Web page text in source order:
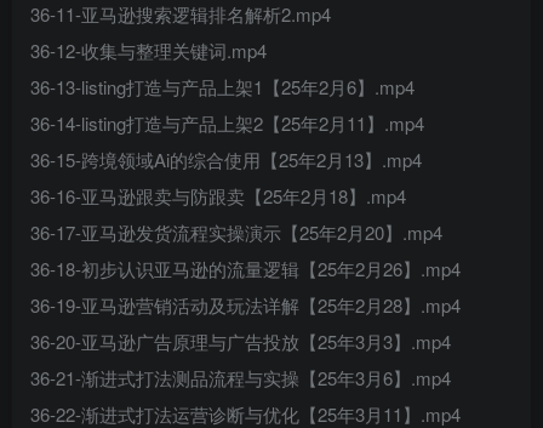
36-11-亚马逊搜索逻辑排名解析2.mp4
36-12-收集与整理关键词.mp4
36-13-listing打造与产品上架1【25年2月6】.mp4
36-14-listing打造与产品上架2【25年2月11】.mp4
36-15-跨境领域Ai的综合使用【25年2月13】.mp4
36-16-亚马逊跟卖与防跟卖【25年2月18】.mp4
36-17-亚马逊发货流程实操演示【25年2月20】.mp4
36-18-初步认识亚马逊的流量逻辑【25年2月26】.mp4
36-19-亚马逊营销活动及玩法详解【25年2月28】.mp4
36-20-亚马逊广告原理与广告投放【25年3月3】.mp4
36-21-渐进式打法测品流程与实操【25年3月6】.mp4
36-22-渐进式打法运营诊断与优化【25年3月11】.mp4